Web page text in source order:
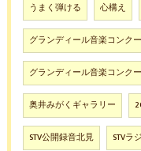
うまく弾ける 心構え
グランディール音楽コンク
グランディール音楽コンク
奥井みがくギャラリー
STV公開録音北見 STVラ